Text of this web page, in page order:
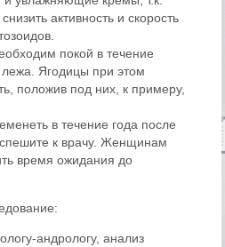
активность и скорость
покой в течение
Ягодицы при этом
положив под них, к примеру,
в течение года после
к врачу. Женщинам
время ожидания до
андрологу, анализ